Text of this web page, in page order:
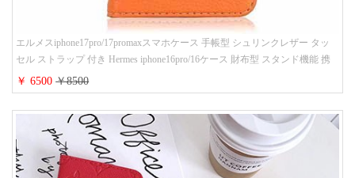
エルメスiphone17pro/17promaxスマホケース 手帳型 シュリンクレザー タッ
セル ストラップ 付き Hermes iphone16pro/16ケース 財布型 スタンド機能 携
帯カバー ハイ ブランド アイフォーン15/14/13ケース 手帳 レディース 人気
￥ 6500￥8500